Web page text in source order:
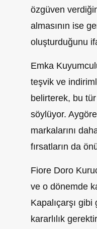
özgüven
almasının ise
oluşturduğunu
Emka
teşvik ve
belirterek, bu tür
söylüyor.
markalarını
fırsatların da
Fiore Doro
ve o dönemde
Kapalıçarşı
kararlılık